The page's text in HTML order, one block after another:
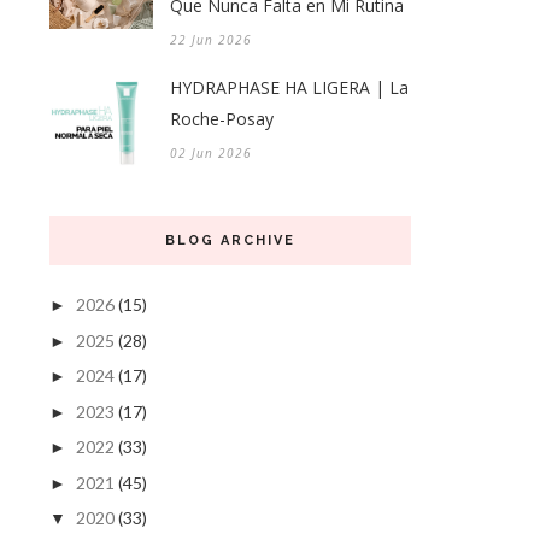
Que Nunca Falta en Mi Rutina
22 Jun 2026
HYDRAPHASE HA LIGERA | La
Roche-Posay
02 Jun 2026
BLOG ARCHIVE
► 2026(15)
► 2025 (28)
► 2024(17)
► 2023 (17)
► 2022 (33)
► 2021 (45)
▼ 2020(33)